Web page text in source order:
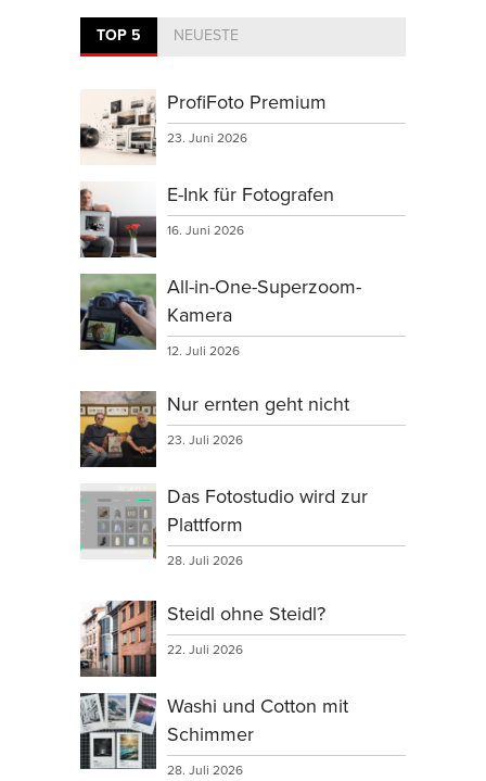
TOP 5 NEUESTE
ProfiFoto Premium
23. Juni 2026
E-Ink für Fotografen
16. Juni 2026
All-in-One-Superzoom-
Kamera
12. Juli 2026
Nur ernten geht nicht
23. Juli 2026
Das Fotostudio wird zur
Plattform
28. Juli 2026
Steidl ohne Steidl?
22. Juli 2026
Washi und Cotton mit
Schimmer
28. Juli 2026